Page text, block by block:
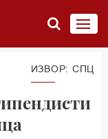
ИЗВОР: СПЦ